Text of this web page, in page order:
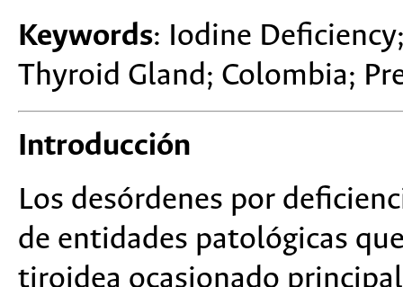
Keywords: Iodine
Thyroid Gland; Colombia;
Introducción
Los desórdenes por
de entidades patológicas
tiroidea ocasionado